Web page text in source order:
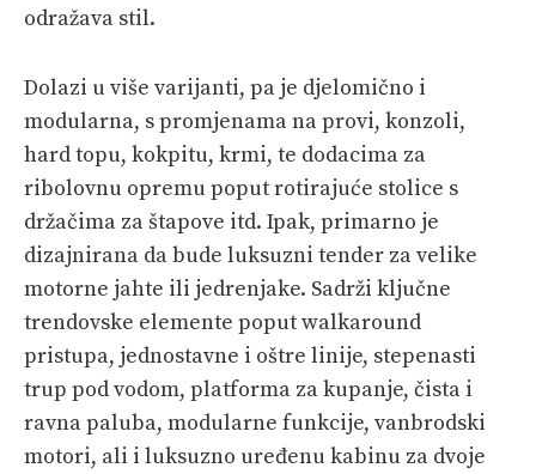
odražava stil.
Dolazi u više varijanti, pa je djelomično i
modularna, s promjenama na provi, konzoli,
hard topu, kokpitu, krmi, te dodacima za
ribolovnu opremu poput rotirajuće stolice s
držačima za štapove itd. Ipak, primarno je
dizajnirana da bude luksuzni tender za velike
motorne jahte ili jedrenjake. Sadrži ključne
trendovske elemente poput walkaround
pristupa, jednostavne i oštre linije, stepenasti
trup pod vodom, platforma za kupanje, čista i
ravna paluba, modularne funkcije, vanbrodski
motori, ali i luksuzno uređenu kabinu za dvoje